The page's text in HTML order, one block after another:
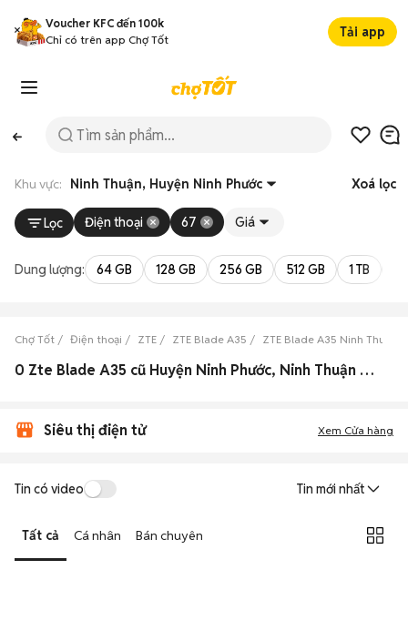
Voucher KFC đến 100k
Chỉ có trên app Chợ Tốt
Tải app
Khu vực: Ninh Thuận, Huyện Ninh Phước Xoá lọc
Lọc Điện thoại 67 Giá
Dung lượng: 64 GB 128 GB 256 GB 512 GB 1 TB
Chợ Tốt Điện thoại ZTE ZTE Blade A35 ZTE Blade A35 Ninh Thuận
0 Zte Blade A35 cũ Huyện Ninh Phước, Ninh Thuận đẹp
Siêu thị điện tử Xem Cửa hàng
Tin có video Tin mới nhất
Tất cả Cá nhân Bán chuyên